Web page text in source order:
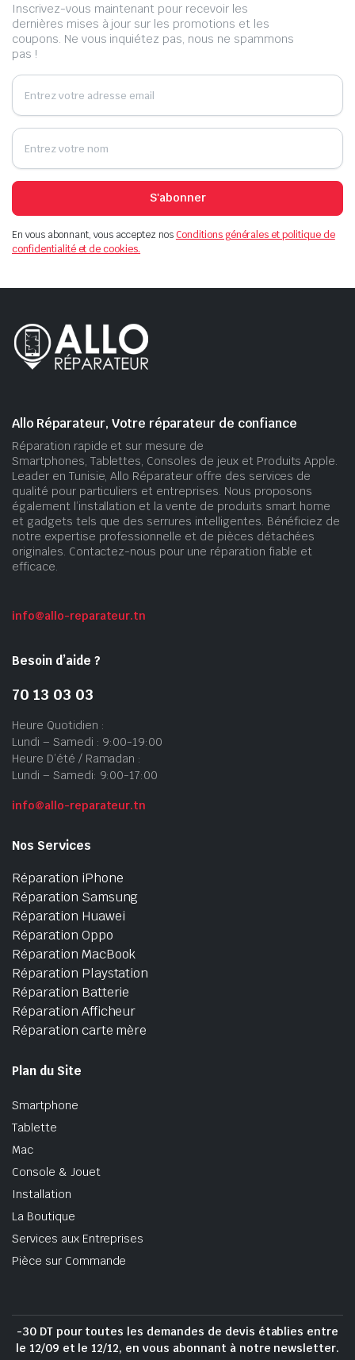
Inscrivez-vous maintenant pour recevoir les
dernières mises à jour sur les promotions et les
coupons. Ne vous inquiétez pas, nous ne spammons
pas !
S'abonner
En vous abonnant, vous acceptez nosConditions générales et politique de
confidentialité et de cookies.
Allo Réparateur, Votre réparateur de confiance
Réparation rapide et sur mesure de
Smartphones, Tablettes, Consoles de jeux et Produits Apple.
Leader en Tunisie, Allo Réparateur offre des services de
qualité pour particuliers et entreprises. Nous proposons
également l’installation et la vente de produits smart home
et gadgets tels que des serrures intelligentes. Bénéficiez de
notre expertise professionnelle et de pièces détachées
originales. Contactez-nous pour une réparation fiable et
efficace.
info@allo-reparateur.tn
Besoin d’aide ?
70 13 03 03
Heure Quotidien :
Lundi – Samedi : 9:00-19:00
Heure D’été / Ramadan :
Lundi – Samedi: 9:00-17:00
info@allo-reparateur.tn
Nos Services
Réparation iPhone
Réparation Samsung
Réparation Huawei
Réparation Oppo
Réparation MacBook
Réparation Playstation
Réparation Batterie
Réparation Afficheur
Réparation carte mère
Plan du Site
Smartphone
Tablette
Mac
Console & Jouet
Installation
La Boutique
Services aux Entreprises
Pièce sur Commande
-30 DT pour toutes les demandes de devis établies entre
le 12/09 et le 12/12, en vous abonnant à notre newsletter.